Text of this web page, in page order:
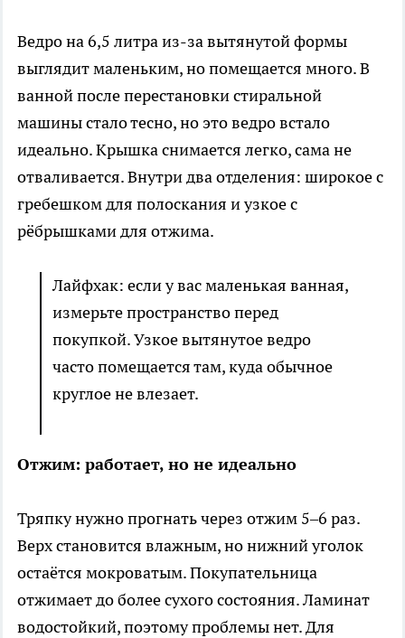
Ведро на 6,5 литра из-за вытянутой формы
выглядит маленьким, но помещается много. В
ванной после перестановки стиральной
машины стало тесно, но это ведро встало
идеально. Крышка снимается легко, сама не
отваливается. Внутри два отделения: широкое с
гребешком для полоскания и узкое с
рёбрышками для отжима.
Лайфхак: если у вас маленькая ванная,
измерьте пространство перед
покупкой. Узкое вытянутое ведро
часто помещается там, куда обычное
круглое не влезает.
Отжим: работает, но не идеально
Тряпку нужно прогнать через отжим 5–6 раз.
Верх становится влажным, но нижний уголок
остаётся мокроватым. Покупательница
отжимает до более сухого состояния. Ламинат
водостойкий, поэтому проблемы нет. Для